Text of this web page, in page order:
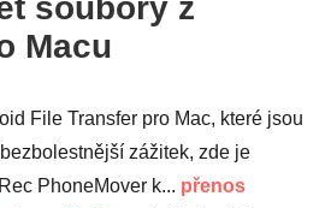
soubory z
Macu
File Transfer pro Mac, které jsou
zážitek, zde je
PhoneMover k... přenos